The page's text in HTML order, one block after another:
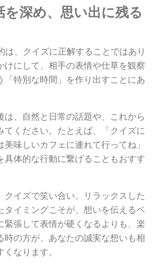
深め、思い出に残る
は、クイズに正解することではあり
けにして、相手の表情や仕草を観察
「特別な時間」を作り出すことにあ
は、自然と日常の話題や、これから
てください。たとえば、「クイズに
味しいカフェに連れて行ってね」
具体的な行動に繋げることもおすす
クイズで笑い合い、リラックスした
タイミングこそが、想いを伝えるベ
緊張して表情が硬くなるよりも、楽
時の方が、あなたの誠実な想いも相
なります。